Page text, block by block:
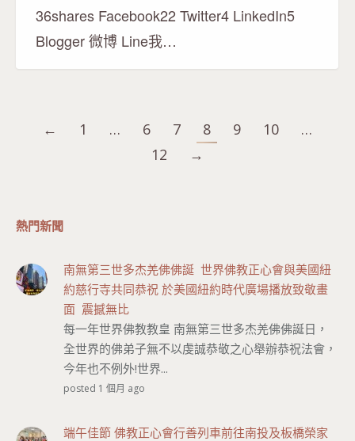
36shares Facebook22 Twitter4 LinkedIn5
Blogger 微博 Line我…
← 1 … 6 7 8 9 10
…
12
→
熱門新聞
南無第三世多杰羌佛佛誕 世界佛教正心會與美國紐
約慈行寺共同恭祝 於美國紐約時代廣場播放致敬畫
面 震撼無比
每一年世界佛教教皇 南無第三世多杰羌佛佛誕日，
全世界的佛弟子無不以虔誠恭敬之心舉辦恭祝法會，
今年也不例外!世界...
posted 1 個月 ago
端午佳節 佛教正心會行善列車前往南投及板橋榮家